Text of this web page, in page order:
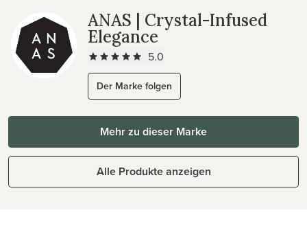
ANAS | Crystal-Infused
Elegance
5.0
Der Marke folgen
Mehr zu dieser Marke
Alle Produkte anzeigen